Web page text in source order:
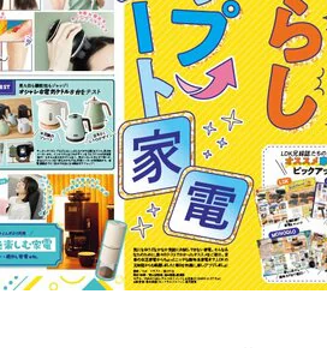
スイッチボット
SwitchBot
最安価格:¥